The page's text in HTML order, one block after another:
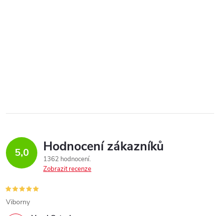
5,0 Hodnocení zákazníků
1362 hodnocení
Zobrazit recenze
Viborny